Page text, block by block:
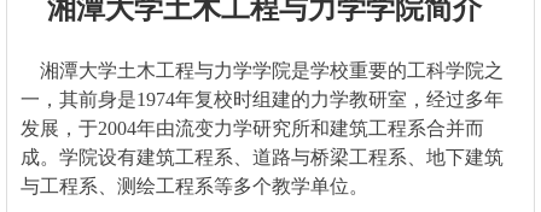
湘潭大学土木工程与力学学院简介
湘潭大学土木工程与力学学院是学校重要的工科学院之
一，其前身是1974年复校时组建的力学教研室，经过多年
发展，于2004年由流变力学研究所和建筑工程系合并而
成。学院设有建筑工程系、道路与桥梁工程系、地下建筑
与工程系、测绘工程系等多个教学单位。